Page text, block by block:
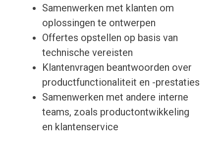
Samenwerken met klanten om
oplossingen te ontwerpen
Offertes opstellen op basis van
technische vereisten
Klantenvragen beantwoorden over
productfunctionaliteit en -prestaties
Samenwerken met andere interne
teams, zoals productontwikkeling
en klantenservice